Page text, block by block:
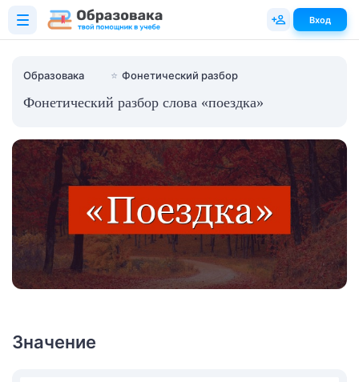
Образовака ⭐ Фонетический разбор
Фонетический разбор слова «поездка»
Значение
Вход